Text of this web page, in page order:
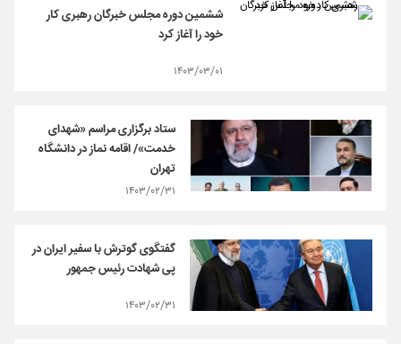
ششمین دوره مجلس خبرگان رهبری کار
خود را آغاز کرد
۱۴۰۳/۰۳/۰۱
ستاد برگزاری مراسم «شهدای
خدمت»/ اقامه نماز در دانشگاه
تهران
۱۴۰۳/۰۲/۳۱
گفتگوی گوترش با سفیر ایران در
پی شهادت رئیس جمهور
۱۴۰۳/۰۲/۳۱